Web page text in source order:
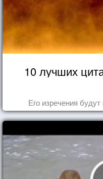
10 лучших
Его изречения